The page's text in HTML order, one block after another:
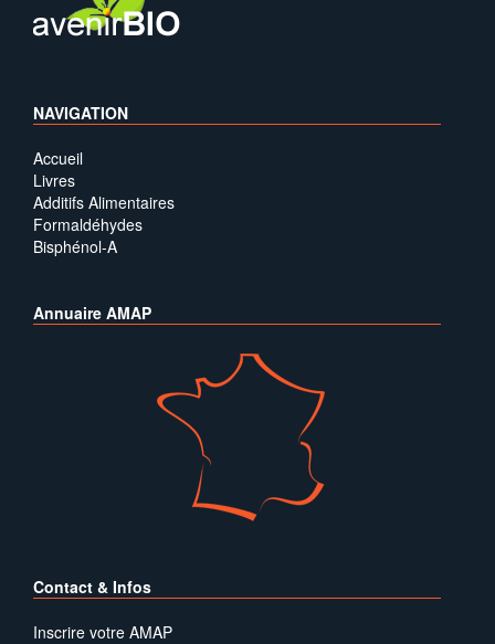
NAVIGATION
Accueil
Livres
Additifs Alimentaires
Formaldéhydes
Bisphénol-A
Annuaire AMAP
Contact & Infos
Inscrire votre AMAP